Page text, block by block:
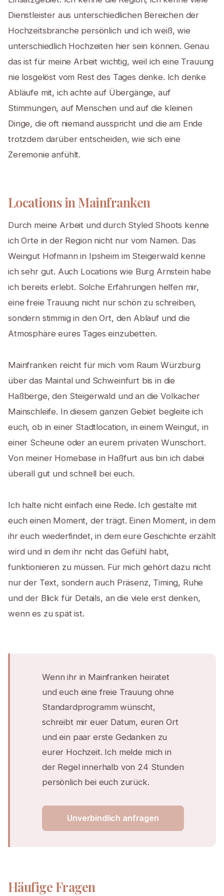
Dienstleister aus unterschiedlichen Bereichen der
Hochzeitsbranche persönlich und ich weiß, wie
unterschiedlich Hochzeiten hier sein können. Genau
das ist für meine Arbeit wichtig, weil ich eine Trauung
nie losgelöst vom Rest des Tages denke. Ich denke
Abläufe mit, ich achte auf Übergänge, auf
Stimmungen, auf Menschen und auf die kleinen
Dinge, die oft niemand ausspricht und die am Ende
trotzdem darüber entscheiden, wie sich eine
Zeremonie anfühlt.
Locations in Mainfranken
Durch meine Arbeit und durch Styled Shoots kenne
ich Orte in der Region nicht nur vom Namen. Das
Weingut Hofmann in Ipsheim im Steigerwald kenne
ich sehr gut. Auch Locations wie Burg Arnstein habe
ich bereits erlebt. Solche Erfahrungen helfen mir,
eine freie Trauung nicht nur schön zu schreiben,
sondern stimmig in den Ort, den Ablauf und die
Atmosphäre eures Tages einzubetten.
Mainfranken reicht für mich vom Raum Würzburg
über das Maintal und Schweinfurt bis in die
Haßberge, den Steigerwald und an die Volkacher
Mainschleife. In diesem ganzen Gebiet begleite ich
euch, ob in einer Stadtlocation, in einem Weingut, in
einer Scheune oder an eurem privaten Wunschort.
Von meiner Homebase in Haßfurt aus bin ich dabei
überall gut und schnell bei euch.
Ich halte nicht einfach eine Rede. Ich gestalte mit
euch einen Moment, der trägt. Einen Moment, in dem
ihr euch wiederfindet, in dem eure Geschichte erzählt
wird und in dem ihr nicht das Gefühl habt,
funktionieren zu müssen. Für mich gehört dazu nicht
nur der Text, sondern auch Präsenz, Timing, Ruhe
und der Blick für Details, an die viele erst denken,
wenn es zu spät ist.
Wenn ihr in Mainfranken heiratet
und euch eine freie Trauung ohne
Standardprogramm wünscht,
schreibt mir euer Datum, euren Ort
und ein paar erste Gedanken zu
eurer Hochzeit. Ich melde mich in
der Regel innerhalb von 24 Stunden
persönlich bei euch zurück.
Unverbindlich anfragen
Häufige Fragen